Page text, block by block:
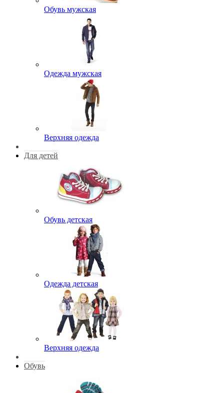
Обувь мужская
Одежда мужская
Верхняя одежда
Для детей
Обувь детская
Одежда детская
Верхняя одежда
Обувь